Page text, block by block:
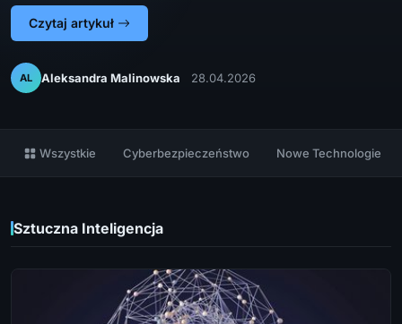
Czytaj artykuł
AL Aleksandra Malinowska 28.04.2026
Wszystkie Cyberbezpieczeństwo Nowe Technologie
Sztuczna Inteligencja